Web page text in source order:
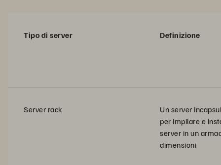
Tipo di server Definizione
Server rack
Un server
per impilare e
server in un
dimensioni